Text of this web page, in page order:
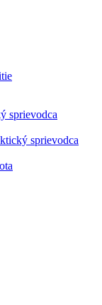
sprievodca
sprievodca